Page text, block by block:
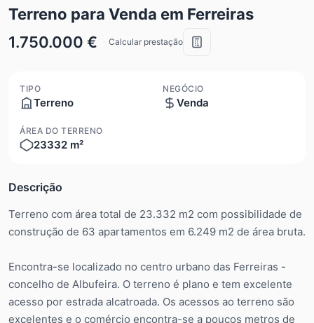
Terreno para Venda em Ferreiras
1.750.000 €
Calcular prestação
TIPO
Terreno
NEGÓCIO
Venda
ÁREA DO TERRENO
23332 m²
Descrição
Terreno com área total de 23.332 m2 com possibilidade de
construção de 63 apartamentos em 6.249 m2 de área bruta.
Encontra-se localizado no centro urbano das Ferreiras -
concelho de Albufeira. O terreno é plano e tem excelente
acesso por estrada alcatroada. Os acessos ao terreno são
excelentes e o comércio encontra-se a poucos metros de